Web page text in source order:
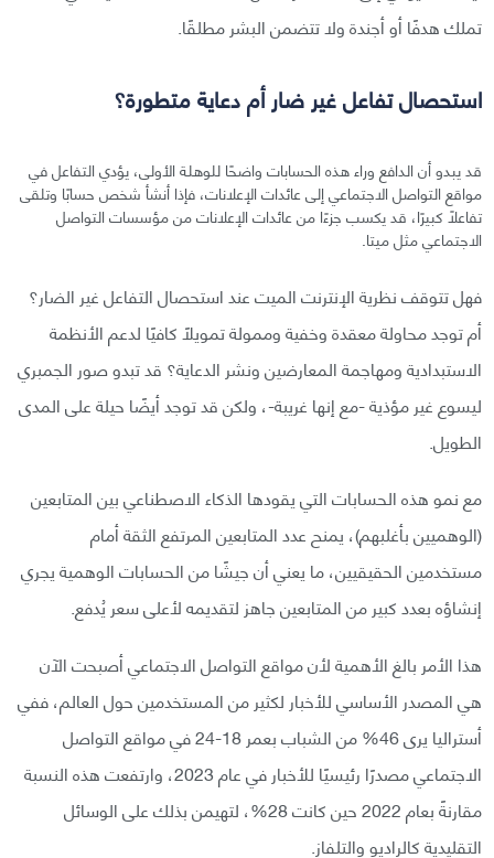
تملك هدفًا أو أجندة ولا تتضمن البشر مطلقًا.
استحصال تفاعل غير ضار أم دعاية متطورة؟
قد يبدو أن الدافع وراء هذه الحسابات واضحًا للوهلة الأولى، يؤدي التفاعل في
مواقع التواصل الاجتماعي إلى عائدات الإعلانات، فإذا أنشأ شخص حسابًا وتلقى
تفاعلًا كبيرًا، قد يكسب جزءًا من عائدات الإعلانات من مؤسسات التواصل
الاجتماعي مثل ميتا.
فهل تتوقف نظرية الإنترنت الميت عند استحصال التفاعل غير الضار؟
أم توجد محاولة معقدة وخفية وممولة تمويلًا كافيًا لدعم الأنظمة
الاستبدادية ومهاجمة المعارضين ونشر الدعاية؟ قد تبدو صور الجمبري
ليسوع غير مؤذية -مع إنها غريبة-، ولكن قد توجد أيضًا حيلة على المدى
الطويل.
مع نمو هذه الحسابات التي يقودها الذكاء الاصطناعي بين المتابعين
(الوهميين بأغلبهم)، يمنح عدد المتابعين المرتفع الثقة أمام
مستخدمين الحقيقيين، ما يعني أن جيشًا من الحسابات الوهمية يجري
إنشاؤه بعدد كبير من المتابعين جاهز لتقديمه لأعلى سعر يُدفع.
هذا الأمر بالغ الأهمية لأن مواقع التواصل الاجتماعي أصبحت الآن
هي المصدر الأساسي للأخبار لكثير من المستخدمين حول العالم، ففي
أستراليا يرى 46% من الشباب بعمر 18-24 في مواقع التواصل
الاجتماعي مصدرًا رئيسيًا للأخبار في عام 2023، وارتفعت هذه النسبة
مقارنةً بعام 2022 حين كانت 28%، لتهيمن بذلك على الوسائل
التقليدية كالراديو والتلفاز.